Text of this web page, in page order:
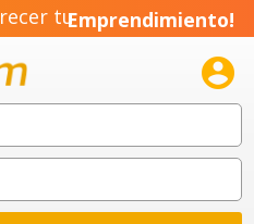
tuEmprendimiento!
